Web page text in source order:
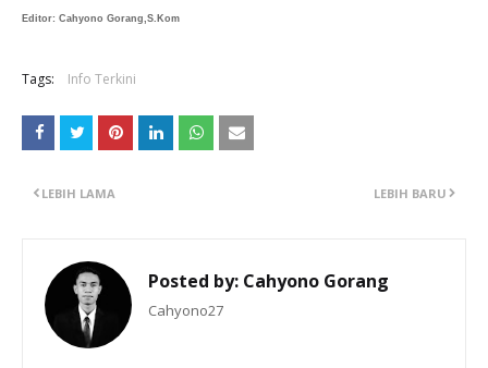
Editor: Cahyono Gorang,S.Kom
Tags: Info Terkini
LEBIH BARU
LEBIH LAMA
Posted by: Cahyono Gorang
Cahyono27